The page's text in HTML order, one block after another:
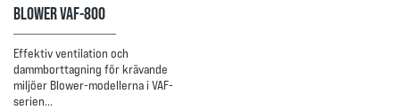
BLOWER VAF-800
Effektiv ventilation och
dammborttagning för krävande
miljöer Blower-modellerna i VAF-
serien…